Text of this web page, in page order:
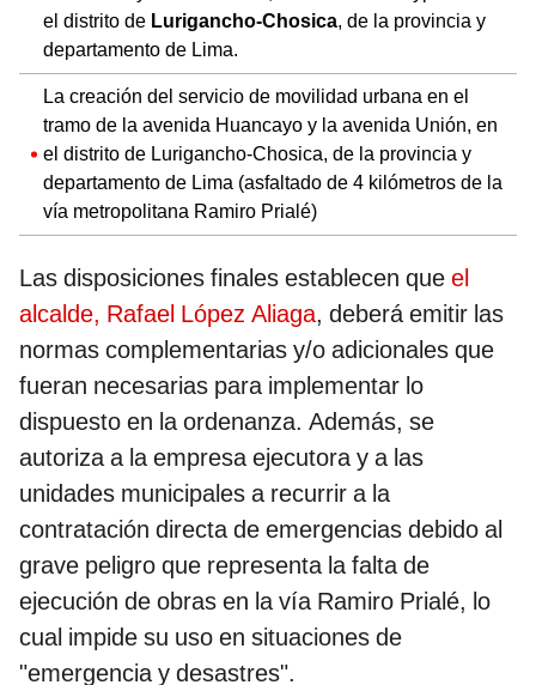
el distrito de Lurigancho-Chosica, de la provincia y
departamento de Lima.
La creación del servicio de movilidad urbana en el
tramo de la avenida Huancayo y la avenida Unión, en
el distrito de Lurigancho-Chosica, de la provincia y
departamento de Lima (asfaltado de 4 kilómetros de la
vía metropolitana Ramiro Prialé)
Las disposiciones finales establecen que el
alcalde, Rafael López Aliaga, deberá emitir las
normas complementarias y/o adicionales que
fueran necesarias para implementar lo
dispuesto en la ordenanza. Además, se
autoriza a la empresa ejecutora y a las
unidades municipales a recurrir a la
contratación directa de emergencias debido al
grave peligro que representa la falta de
ejecución de obras en la vía Ramiro Prialé, lo
cual impide su uso en situaciones de
"emergencia y desastres".